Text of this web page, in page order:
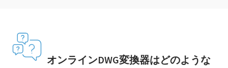
オンラインDWG変換器はどのような